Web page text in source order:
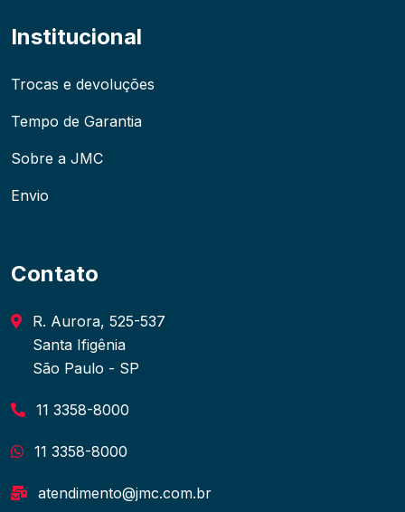
Institucional
Trocas e devoluções
Tempo de Garantia
Sobre a JMC
Envio
Contato
R. Aurora, 525-537
Santa Ifigênia
São Paulo - SP
11 3358-8000
11 3358-8000
atendimento@jmc.com.br